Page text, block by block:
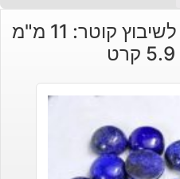
לאפיס לג'ולי מלוטש לשיבוץ קוטר: 11 מ"מ